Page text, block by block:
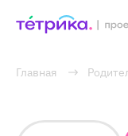
Главная